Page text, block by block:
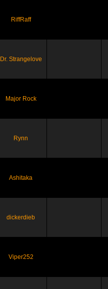
RiffRaff
Dr. Strangelove
Major Rock
Rynn
Ashitaka
dickerdieb
Viper252